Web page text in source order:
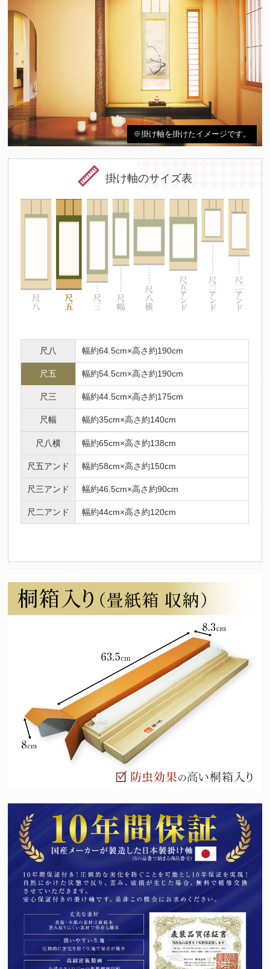
※掛け軸を掛けたイメージです。
掛け軸のサイズ表
尺八 幅約64.5cm×高さ約190cm
尺五 幅約54.5cm×高さ約190cm
尺三 幅約44.5cm×高さ約175cm
尺幅 幅約35cm×高さ約140cm
尺八横 幅約65cm×高さ約138cm
尺五アンド 幅約58cm×高さ約150cm
尺三アンド 幅約46.5cm×高さ約90cm
尺二アンド 幅約44cm×高さ約120cm